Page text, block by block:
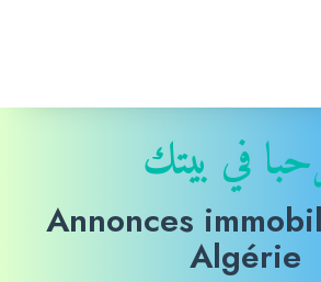
في بيتك
Annonces
Algérie